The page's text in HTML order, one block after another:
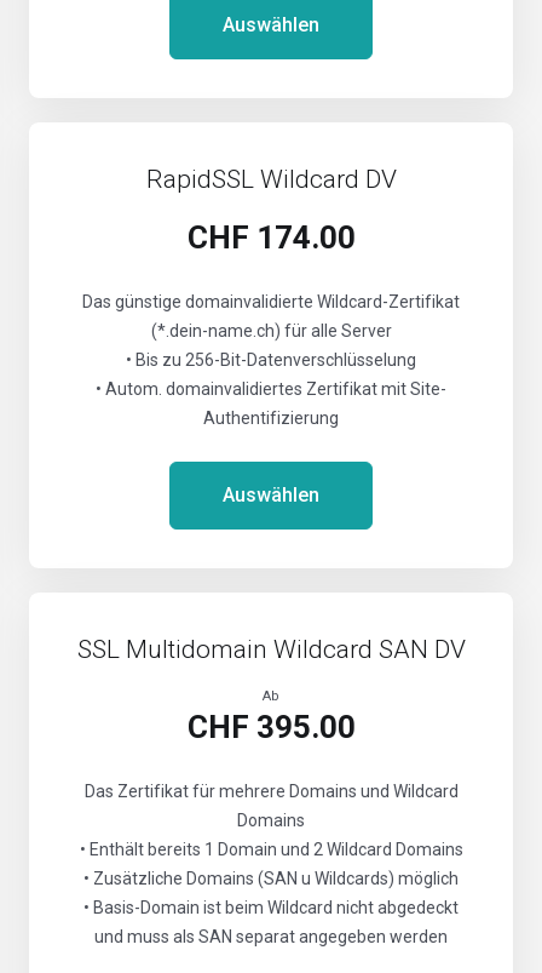
Auswählen
RapidSSL Wildcard DV
CHF 174.00
Das günstige domainvalidierte Wildcard-Zertifikat
(*.dein-name.ch) für alle Server
• Bis zu 256-Bit-Datenverschlüsselung
• Autom. domainvalidiertes Zertifikat mit Site-
Authentifizierung
Auswählen
SSL Multidomain Wildcard SAN DV
Ab
CHF 395.00
Das Zertifikat für mehrere Domains und Wildcard
Domains
• Enthält bereits 1 Domain und 2 Wildcard Domains
• Zusätzliche Domains (SAN u Wildcards) möglich
• Basis-Domain ist beim Wildcard nicht abgedeckt
und muss als SAN separat angegeben werden